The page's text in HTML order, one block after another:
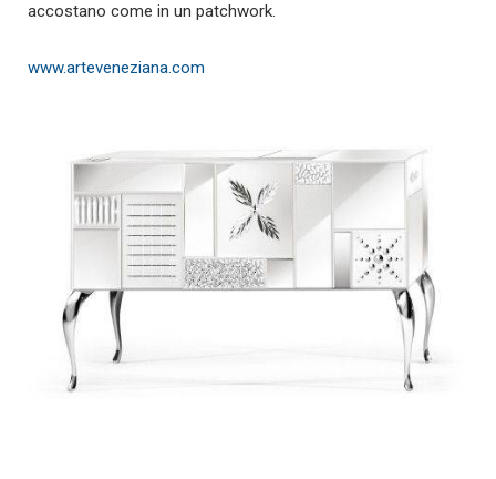
accostano come in un patchwork.
www.arteveneziana.com